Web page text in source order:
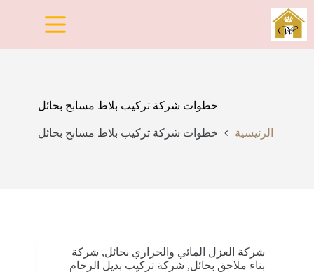
التجاوز
إلى
المحتوى
خطوات شركة تركيب بلاط مسابح بحائل
الرئيسية خطوات شركة تركيب بلاط مسابح بحائل
شركة العزل المائي والحراري بحائل, شركة
بناء ملاحق بحائل, شركة تركيب بديل الرخام